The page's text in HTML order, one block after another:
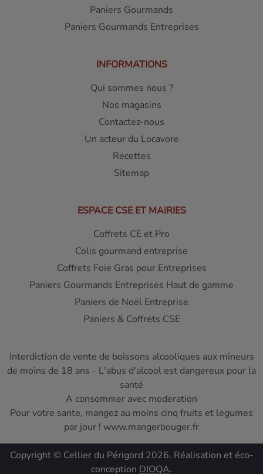
Paniers Gourmands
Paniers Gourmands Entreprises
INFORMATIONS
Qui sommes nous ?
Nos magasins
Contactez-nous
Un acteur du Locavore
Recettes
Sitemap
ESPACE CSE ET MAIRIES
Coffrets CE et Pro
Colis gourmand entreprise
Coffrets Foie Gras pour Entreprises
Paniers Gourmands Entreprises Haut de gamme
Paniers de Noël Entreprise
Paniers & Coffrets CSE
Interdiction de vente de boissons alcooliques aux mineurs
de moins de 18 ans - L'abus d'alcool est dangereux pour la
santé
A consommer avec moderation
Pour votre sante, mangez au moins cinq fruits et legumes
par jour ! www.mangerbouger.fr
Copyright © Cellier du Périgord 2026. Réalisation et éco-
conception DIOQA.